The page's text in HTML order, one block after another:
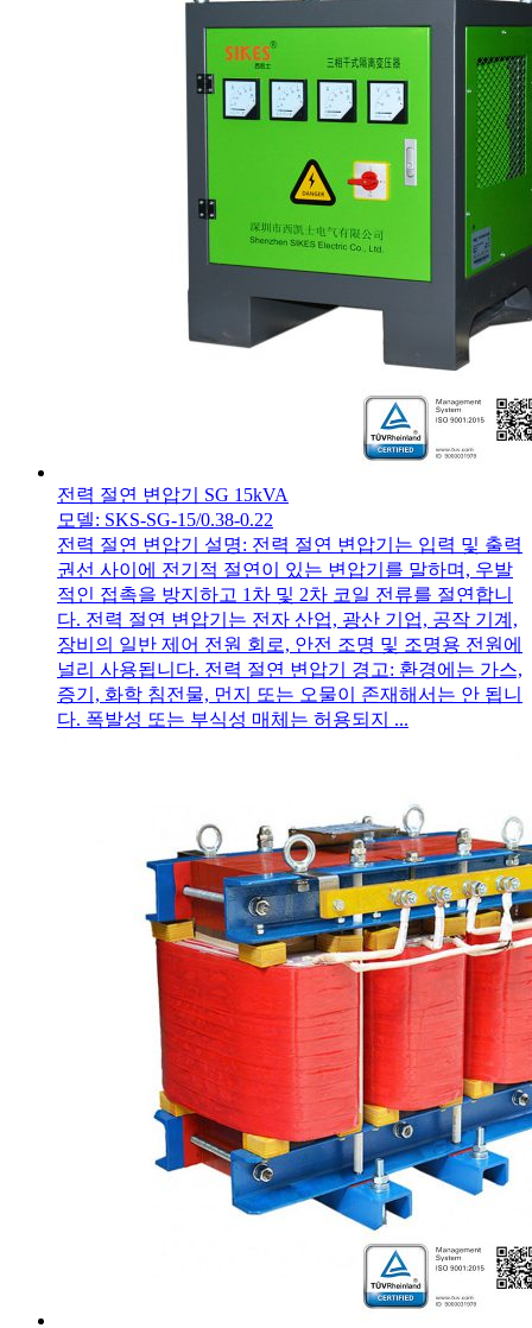
전력 절연 변압기 SG 15kVA
모델: SKS-SG-15/0.38-0.22
전력 절연 변압기 설명: 전력 절연 변압기는 입력 및 출력
권선 사이에 전기적 절연이 있는 변압기를 말하며, 우발
적인 접촉을 방지하고 1차 및 2차 코일 전류를 절연합니
다. 전력 절연 변압기는 전자 산업, 광산 기업, 공작 기계,
장비의 일반 제어 전원 회로, 안전 조명 및 조명용 전원에
널리 사용됩니다. 전력 절연 변압기 경고: 환경에는 가스,
증기, 화학 침전물, 먼지 또는 오물이 존재해서는 안 됩니
다. 폭발성 또는 부식성 매체는 허용되지 ...